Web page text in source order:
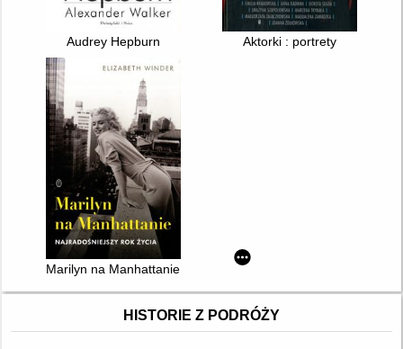
Audrey Hepburn Aktorki : portrety
Marilyn na Manhattanie : najradośniejszy rok życia
HISTORIE Z PODRÓŻY